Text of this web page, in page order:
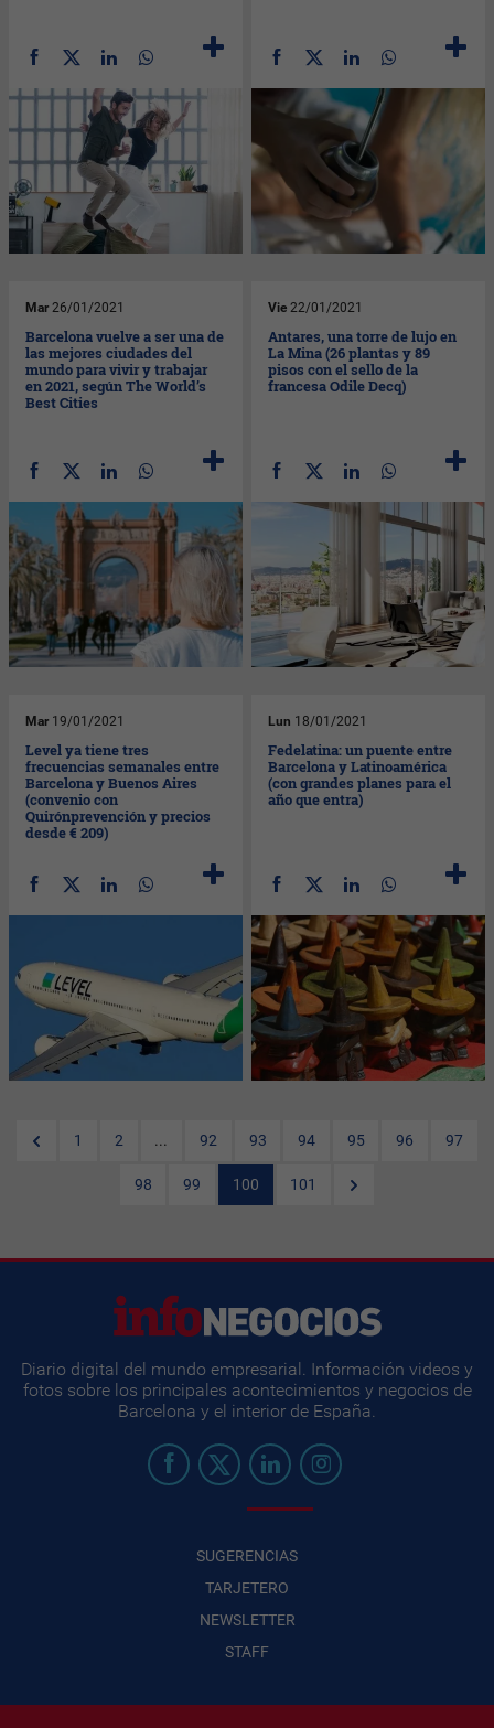
Mar 26/01/2021
Barcelona vuelve a ser una de
las mejores ciudades del
mundo para vivir y trabajar
en 2021, según The World’s
Best Cities
Vie 22/01/2021
Antares, una torre de lujo en
La Mina (26 plantas y 89
pisos con el sello de la
francesa Odile Decq)
Mar 19/01/2021
Level ya tiene tres
frecuencias semanales entre
Barcelona y Buenos Aires
(convenio con
Quirónprevención y precios
desde € 209)
Lun 18/01/2021
Fedelatina: un puente entre
Barcelona y Latinoamérica
(con grandes planes para el
año que entra)
1 2 ... 92 93 94 95 96 97
98 99 100 101
Diario digital del mundo empresarial. Información videos y
fotos sobre los principales acontecimientos y negocios de
Barcelona y el interior de España.
SUGERENCIAS
TARJETERO
NEWSLETTER
STAFF